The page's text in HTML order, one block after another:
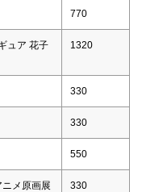
770
ュア 花子
1320
330
330
550
メ原画展 330